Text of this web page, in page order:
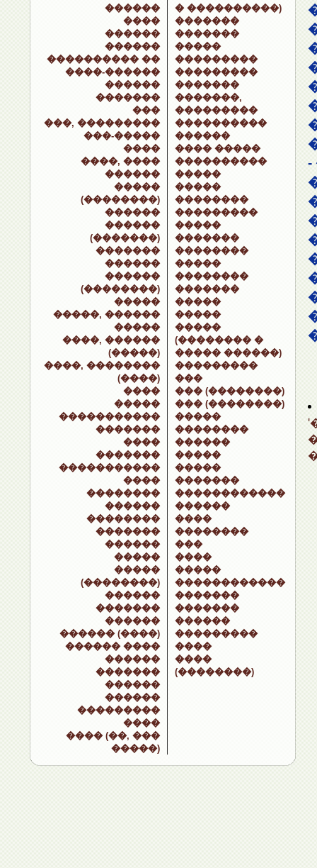
������
����
������
������
���������� ��
����-������
������
�������
���
���, ���������
���-�����
����
����, ����
������
�����
(��������)
������
������
(�������)
�������
������
������
(��������)
�����
�����, ������
�����
����, ������
(�����)
����, ��������
(����)
����
�����
�����������
�������
����
�������
�����������
����
��������
������
��������
�������
������
�����
�����
(��������)
������
�������
������
������ (����)
������ ����
������
�������
������
������
���������
����
���� (��, ���
�����)
� ����������)
�������
�������
�����
���������
���������
�������
�������,
���������
����������
������
���� �����
����������
�����
�����
��������
���������
�����
�������
��������
�����
��������
�������
�����
�����
�����
(�������� �
����� ������)
���������
���
��� (��������)
��� (��������)
�����
��������
������
�����
�����
�������
������������
������
����
��������
���
����
�����
������������
�������
�������
������
���������
����
����
(��������)